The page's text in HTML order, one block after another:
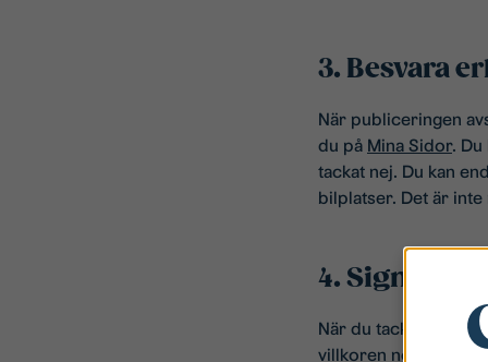
3. Besvara
När publiceringen
du på Mina Sidor.
tackat nej. Du kan
bilplatser. Det är
4. Signera
När du tackat ja får
villkoren noga så du